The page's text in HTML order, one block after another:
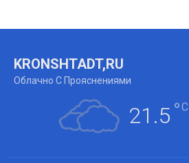
KRONSHTADT,RU
Облачно С Прояснениями
21.5 °C